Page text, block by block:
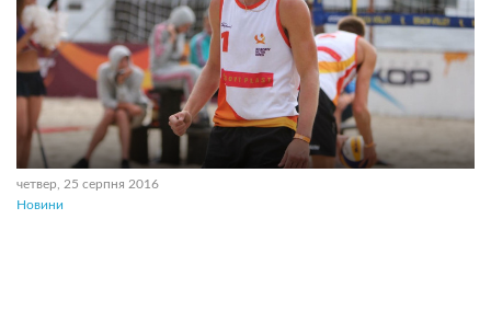
четвер, 25 серпня 2016
Новини